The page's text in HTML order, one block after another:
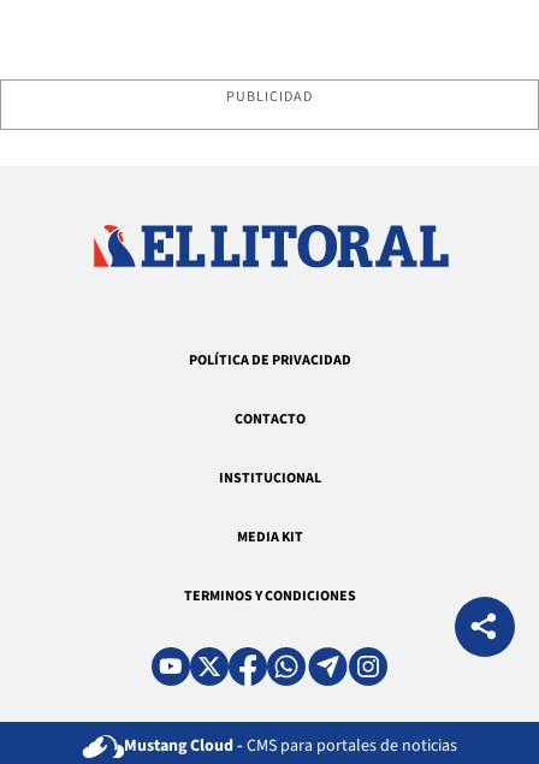
PUBLICIDAD
POLÍTICA DE PRIVACIDAD
CONTACTO
INSTITUCIONAL
MEDIA KIT
TERMINOS Y CONDICIONES
Mustang Cloud - CMS para portales de noticias